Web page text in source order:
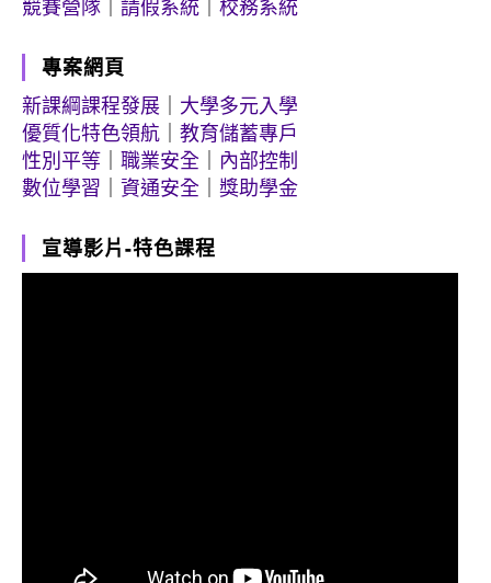
競賽營隊
請假系統 校務系統
專案網頁
新課綱課程發展
大學多元入學
優質化特色領航
教育儲蓄專戶
性別平等
職業安全
內部控制
數位學習
資通安全 獎助學金
宣導影片-特色課程